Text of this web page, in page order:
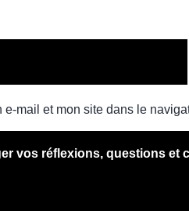
e-mail et mon site dans le